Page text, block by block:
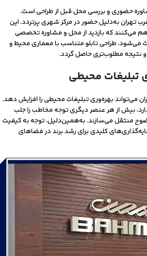
حضوری و بررسی محل قبل از طراحی است.
تهران به‌دلیل حضور در مرکز شهری پرتردد، این
می‌کنند که بازدید از محل و مشاوره تخصصی
می‌شود، طراحی تابلو متناسب با معماری محیط و
نتیجه مطلوب‌تری حاصل گردد.
تبلیغات محیطی
می‌تواند بهره‌وری تبلیغات محیطی را افزایش دهد.
بیش از هر عنصر دیگری توجه مخاطب را جلب
منتقل می‌سازند. به‌همین‌دلیل، توجه به کیفیت
کلیدی برای رشد برند در فضاهای